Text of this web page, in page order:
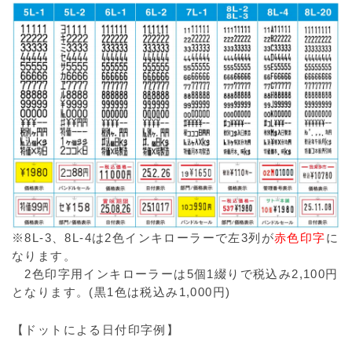
※8L-3、8L-4は2色インキローラーで左3列が赤色印字に
なります。
2色印字用インキローラーは5個1綴りで税込み2,100円
となります。(黒1色は税込み1,000円)
【ドットによる日付印字例】